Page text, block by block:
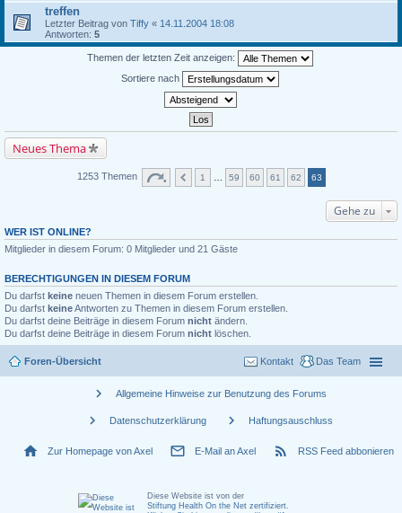
treffen
Letzter Beitrag von Tiffy « 14.11.2004 18:08
Antworten: 5
Themen der letzten Zeit anzeigen:
Sortiere nach
Neues Thema
1253 Themen 1 59 60 61 62 63
Gehe zu
WER IST ONLINE?
Mitglieder in diesem Forum: 0 Mitglieder und 21 Gäste
BERECHTIGUNGEN IN DIESEM FORUM
Du darfst keine neuen Themen in diesem Forum erstellen.
Du darfst keineAntworten zu Themen in diesem Forum erstellen.
Du darfst deine Beiträge in diesem Forum nicht ändern.
Du darfst deine Beiträge in diesem Forum nicht löschen.
Foren-Übersicht Das Team
Kontakt
chevron_right Allgemeine Hinweise zur Benutzung des Forums
chevron_right Datenschutzerklärung chevron_right Haftungsauschluss
home Zur Homepage von Axel mail_outline E-Mail an Axel rss_feed RSS Feed abbonieren
Diese Website ist von der
Stiftung Health On the Net zertifiziert